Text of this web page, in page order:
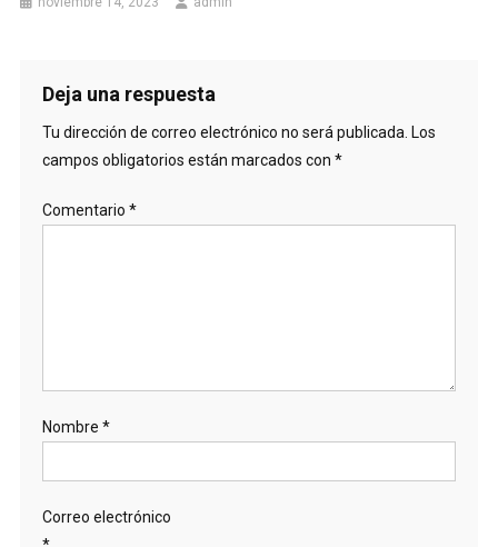
Deja una respuesta
Tu dirección de correo electrónico no será publicada. Los
campos obligatorios están marcados con *
Comentario *
Nombre *
Correo electrónico